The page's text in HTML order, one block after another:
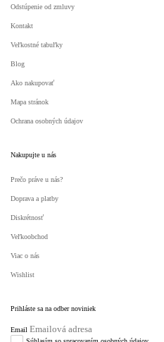
Odstúpenie od zmluvy
Kontakt
Veľkostné tabuľky
Blog
Ako nakupovať
Mapa stránok
Ochrana osobných údajov
Nakupujte u nás
Prečo práve u nás?
Doprava a platby
Diskrétnosť
Veľkoobchod
Viac o nás
Wishlist
Prihláste sa na odber noviniek
Email